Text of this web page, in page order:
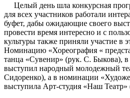
Целый день шла конкурсная
для всех участников работали
буфет, дабы ожидающие своего
провести время интересно и с
культуры также приняли участие в
Номинацию «Хореография «
танца «Сувенир» (рук. С. Быкова),
выступил народный молодежный
Сидоренко), а в номинации
выступила Арт-студия «Наш